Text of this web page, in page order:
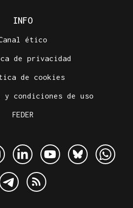
INFO
ético
de privacidad
de cookies
condiciones de uso
FEDER